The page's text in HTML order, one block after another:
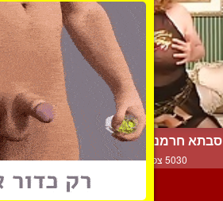
סבתא חרמנית דוחפת לעצמה ...
5030 צפיות | 0 המלצות
צור קשר